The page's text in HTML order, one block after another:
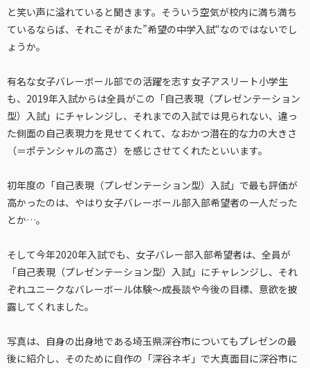
と笑い声に溢れていると聞きます。そういう空気が校内に満ち満ち
ているならば、それこそがまた”希望の中学入試“なのではないでし
ょうか。
有名な女子バレーボール部での活躍を志す女子アスリート小学生
も、2019年入試からは全員がこの「自己表現（プレゼンテーション
型）入試」にチャレンジし、それまでの入試では見られない、違っ
た側面の自己表現力を見せてくれて、なおかつ潜在的な力の大きさ
（＝ポテンシャルの高さ）を感じさせてくれたといいます。
初年度の「自己表現（プレゼンテーション型）入試」で最も評価が
高かったのは、やはり女子バレーボール部入部希望者の一人だった
とか…。
そして今年2020年入試でも、女子バレー部入部希望者は、全員が
「自己表現（プレゼンテーション型）入試」にチャレンジし、それ
ぞれユニークなバレーボール体験～成長談や今後の目標、意欲を披
露してくれました。
写真は、自身の出身地である埼玉県深谷市についてもプレゼンの最
後に紹介し、そのために自作の「深谷ネギ」で大真面目に深谷市に